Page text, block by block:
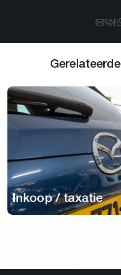
Gerelateerde
Inkoop / taxatie